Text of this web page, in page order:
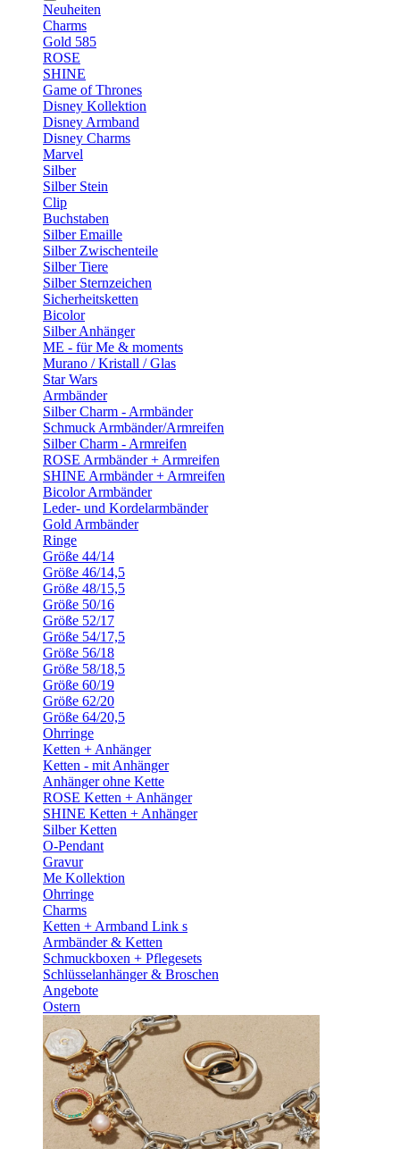
Neuheiten
Charms
Gold 585
ROSE
SHINE
Game of Thrones
Disney Kollektion
Disney Armband
Disney Charms
Marvel
Silber
Silber Stein
Clip
Buchstaben
Silber Emaille
Silber Zwischenteile
Silber Tiere
Silber Sternzeichen
Sicherheitsketten
Bicolor
Silber Anhänger
ME - für Me & moments
Murano / Kristall / Glas
Star Wars
Armbänder
Silber Charm - Armbänder
Schmuck Armbänder/Armreifen
Silber Charm - Armreifen
ROSE Armbänder + Armreifen
SHINE Armbänder + Armreifen
Bicolor Armbänder
Leder- und Kordelarmbänder
Gold Armbänder
Ringe
Größe 44/14
Größe 46/14,5
Größe 48/15,5
Größe 50/16
Größe 52/17
Größe 54/17,5
Größe 56/18
Größe 58/18,5
Größe 60/19
Größe 62/20
Größe 64/20,5
Ohrringe
Ketten + Anhänger
Ketten - mit Anhänger
Anhänger ohne Kette
ROSE Ketten + Anhänger
SHINE Ketten + Anhänger
Silber Ketten
O-Pendant
Gravur
Me Kollektion
Ohrringe
Charms
Ketten + Armband Link s
Armbänder & Ketten
Schmuckboxen + Pflegesets
Schlüsselanhänger & Broschen
Angebote
Ostern